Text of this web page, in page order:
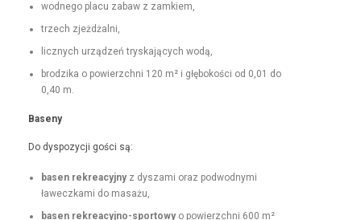
wod­nego placu zabaw z zamkiem,
trzech zjeżdżal­ni,
licznych urządzeń tryska­ją­cych wodą,
brodzi­ka o powierzch­ni 120 m² i głębokoś­ci od 0,01 do
0,40 m.
Base­ny
Do dys­pozy­cji goś­ci są:
basen rekrea­cyjnyz dysza­mi oraz pod­wod­ny­mi
ławeczka­mi do masażu,
basen rekrea­cyjno-sportowyo powierzch­ni 600 m²